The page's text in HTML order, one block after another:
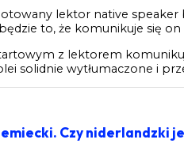
lektor native speaker
to, że komunikuje się
z lektorem
solidnie wytłumaczone i
Czy niderlandzki